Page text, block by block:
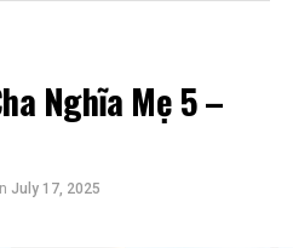
Nghĩa Mẹ 5 –
July 17, 2025